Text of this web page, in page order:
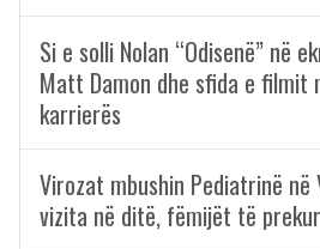
Si e solli Nolan “Odisenë” në
Matt Damon dhe sfida e filmit
karrierës
Virozat mbushin Pediatrinë
vizita në ditë, fëmijët të